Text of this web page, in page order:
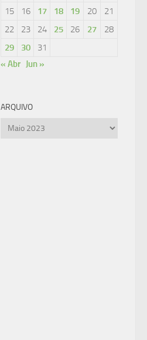
15
16 17 18 19 20
21
22
23 24 25 26 27
28
29
30
31
« Abr Jun »
ARQUIVO
Arquivo